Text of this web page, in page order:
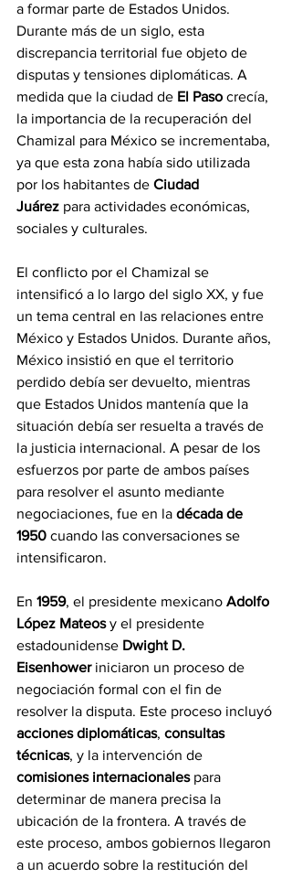
a formar parte de Estados Unidos.
Durante más de un siglo, esta
discrepancia territorial fue objeto de
disputas y tensiones diplomáticas. A
medida que la ciudad de El Paso crecía,
la importancia de la recuperación del
Chamizal para México se incrementaba,
ya que esta zona había sido utilizada
por los habitantes de Ciudad
Juárez para actividades económicas,
sociales y culturales.
El conflicto por el Chamizal se
intensificó a lo largo del siglo XX, y fue
un tema central en las relaciones entre
México y Estados Unidos. Durante años,
México insistió en que el territorio
perdido debía ser devuelto, mientras
que Estados Unidos mantenía que la
situación debía ser resuelta a través de
la justicia internacional. A pesar de los
esfuerzos por parte de ambos países
para resolver el asunto mediante
negociaciones, fue en la década de
1950 cuando las conversaciones se
intensificaron.
En 1959, el presidente mexicano Adolfo
López Mateos y el presidente
estadounidense Dwight D.
Eisenhower iniciaron un proceso de
negociación formal con el fin de
resolver la disputa. Este proceso incluyó
acciones diplomáticas, consultas
técnicas, y la intervención de
comisiones internacionales para
determinar de manera precisa la
ubicación de la frontera. A través de
este proceso, ambos gobiernos llegaron
a un acuerdo sobre la restitución del